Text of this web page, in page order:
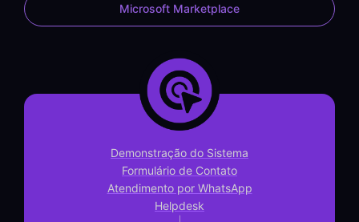
Microsoft Marketplace
Demonstração do Sistema
Formulário de Contato
Atendimento por WhatsApp
Helpdesk